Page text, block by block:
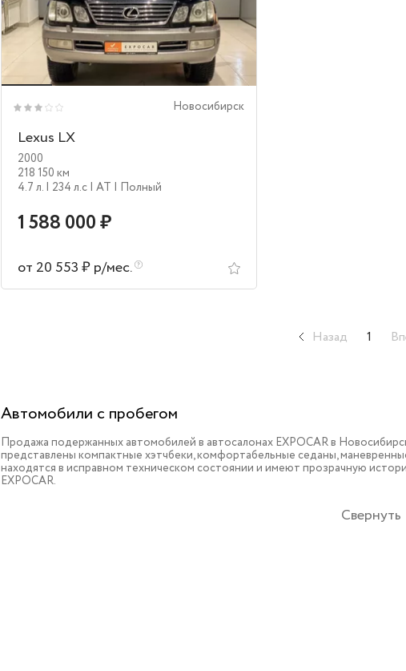
Новосибирск
Lexus LX
2000
218 150 км
4.7 л. | 234 л.c | AT | Полный
1 588 000 ₽
от 20 553 ₽ р/мес.
Назад 1
Автомобили с пробегом
Продажа подержанных автомобилей в автосалонах EXPOCAR в
представлены компактные хэтчбеки, комфортабельные седаны,
находятся в исправном техническом состоянии и имеют прозрачную
EXPOCAR.
Свернуть